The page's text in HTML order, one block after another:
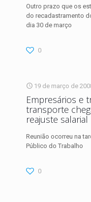
Outro prazo que os
do recadastramento
dia 30 de março
0
19 de março de
Empresários e
transporte
reajuste salarial
Reunião ocorreu na
Público do Trabalho
0